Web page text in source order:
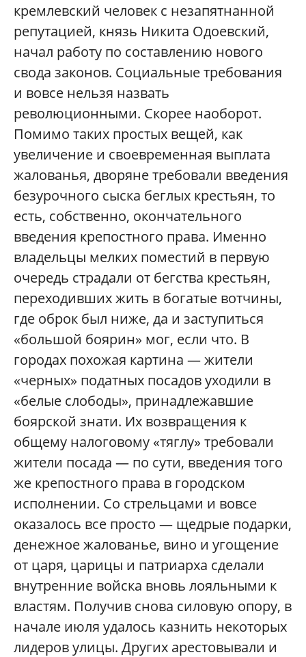
кремлевский человек с незапятнанной
репутацией, князь Никита Одоевский,
начал работу по составлению нового
свода законов. Социальные требования
и вовсе нельзя назвать
революционными. Скорее наоборот.
Помимо таких простых вещей, как
увеличение и своевременная выплата
жалованья, дворяне требовали введения
безурочного сыска беглых крестьян, то
есть, собственно, окончательного
введения крепостного права. Именно
владельцы мелких поместий в первую
очередь страдали от бегства крестьян,
переходивших жить в богатые вотчины,
где оброк был ниже, да и заступиться
«большой боярин» мог, если что. В
городах похожая картина — жители
«черных» податных посадов уходили в
«белые слободы», принадлежавшие
боярской знати. Их возвращения к
общему налоговому «тяглу» требовали
жители посада — по сути, введения того
же крепостного права в городском
исполнении. Со стрельцами и вовсе
оказалось все просто — щедрые подарки,
денежное жалованье, вино и угощение
от царя, царицы и патриарха сделали
внутренние войска вновь лояльными к
властям. Получив снова силовую опору, в
начале июля удалось казнить некоторых
лидеров улицы. Других арестовывали и